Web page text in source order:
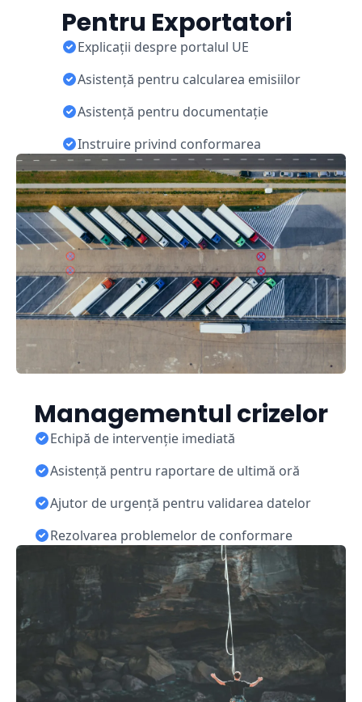
Pentru Exportatori
Explicații despre portalul UE
Asistență pentru calcularea emisiilor
Asistență pentru documentație
Instruire privind conformarea
Managementul crizelor
Echipă de intervenție imediată
Asistență pentru raportare de ultimă oră
Ajutor de urgență pentru validarea datelor
Rezolvarea problemelor de conformare